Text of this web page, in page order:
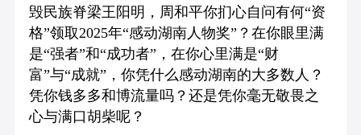
毁民族脊梁王阳明，周和平你扪心自问有何“资
格”领取2025年“感动湖南人物奖”？在你眼里满
是“强者”和“成功者”，在你心里满是“财
富”与“成就”，你凭什么感动湖南的大多数人？
凭你钱多多和博流量吗？还是凭你毫无敬畏之
心与满口胡柴呢？